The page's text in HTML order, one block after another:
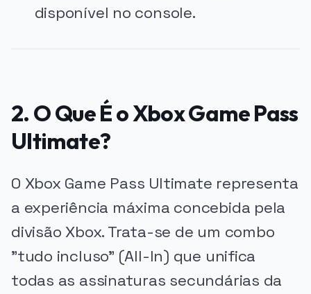
disponível no console.
2. O Que É o Xbox Game Pass
Ultimate?
O Xbox Game Pass Ultimate representa
a experiência máxima concebida pela
divisão Xbox. Trata-se de um combo
"tudo incluso" (All-In) que unifica
todas as assinaturas secundárias da